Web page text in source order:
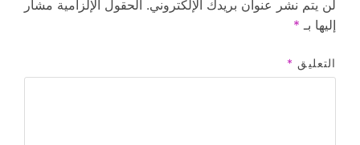
لن يتم نشر عنوان بريدك الإلكتروني. الحقول الإلزامية مشار
إليها بـ *
التعليق *